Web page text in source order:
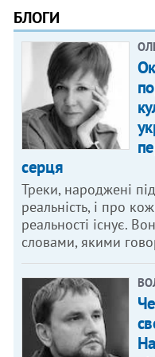
БЛОГИ
серця
Треки, народжені
реальність, і про
реальності існує.
словами, якими